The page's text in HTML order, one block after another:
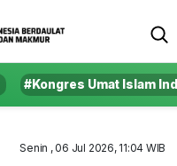
#Kongres Umat Islam
Senin , 06 Jul 2026, 11:04 WIB